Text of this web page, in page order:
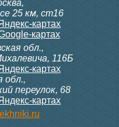
ITT.080.200.900 с
GRILL.SGA-20-
9 700
25 км, ст16
картах
картах
обл.,
116Б
картах
обл.,
переулок, 68
картах